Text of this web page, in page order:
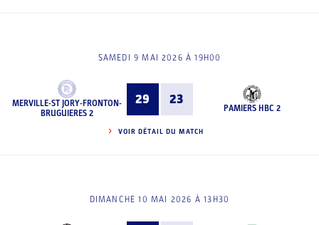
SAMEDI 9 MAI 2026 À 19H00
MERVILLE-ST JORY-FRONTON-
BRUGUIERES 2
29 23
PAMIERS HBC 2
VOIR DÉTAIL DU MATCH
DIMANCHE 10 MAI 2026 À 13H30